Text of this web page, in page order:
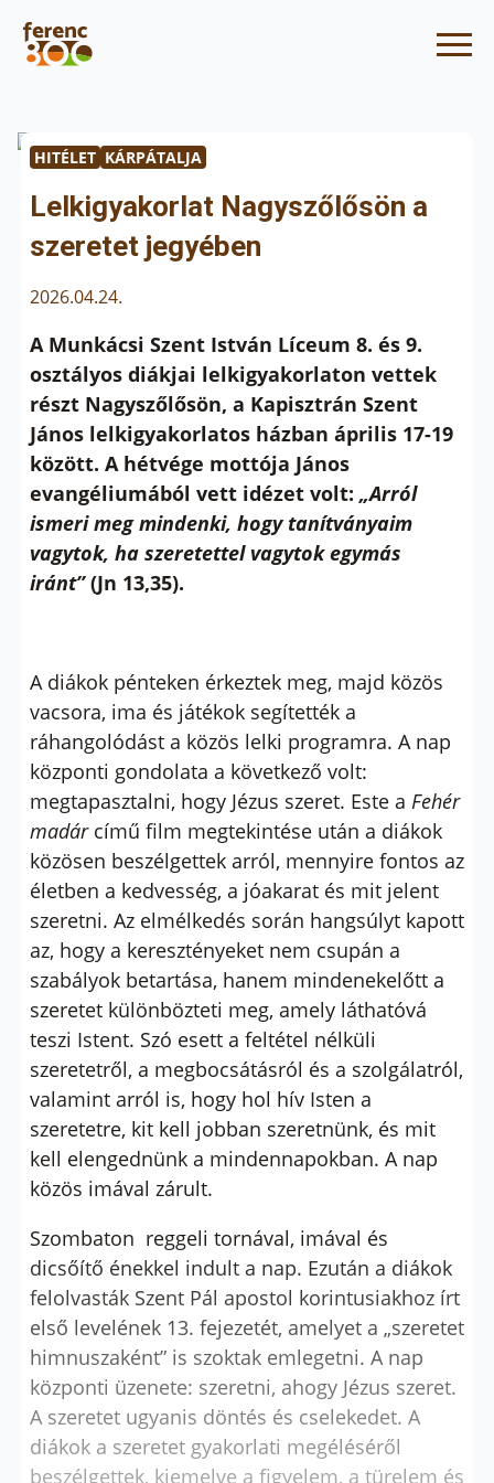
HITÉLET KÁRPÁTALJA
Lelkigyakorlat Nagyszőlősön a
szeretet jegyében
2026.04.24.
A Munkácsi Szent István Líceum 8. és 9.
osztályos diákjai lelkigyakorlaton vettek
részt Nagyszőlősön, a Kapisztrán Szent
János lelkigyakorlatos házban április 17-19
között. A hétvége mottója János
evangéliumából vett idézet volt: „Arról
ismeri meg mindenki, hogy tanítványaim
vagytok, ha szeretettel vagytok egymás
iránt”(Jn 13,35).
A diákok pénteken érkeztek meg, majd közös
vacsora, ima és játékok segítették a
ráhangolódást a közös lelki programra. A nap
központi gondolata a következő volt:
megtapasztalni, hogy Jézus szeret. Este a Fehér
madárcímű film megtekintése után a diákok
közösen beszélgettek arról, mennyire fontos az
életben a kedvesség, a jóakarat és mit jelent
szeretni. Az elmélkedés során hangsúlyt kapott
az, hogy a keresztényeket nem csupán a
szabályok betartása, hanem mindenekelőtt a
szeretet különbözteti meg, amely láthatóvá
teszi Istent. Szó esett a feltétel nélküli
szeretetről, a megbocsátásról és a szolgálatról,
valamint arról is, hogy hol hív Isten a
szeretetre, kit kell jobban szeretnünk, és mit
kell elengednünk a mindennapokban. A nap
közös imával zárult.
Szombaton reggeli tornával, imával és
dicsőítő énekkel indult a nap. Ezután a diákok
felolvasták Szent Pál apostol korintusiakhoz írt
első levelének 13. fejezetét, amelyet a „szeretet
himnuszaként” is szoktak emlegetni. A nap
központi üzenete: szeretni, ahogy Jézus szeret.
A szeretet ugyanis döntés és cselekedet. A
diákok a szeretet gyakorlati megéléséről
beszélgettek, kiemelve a figyelem, a türelem és